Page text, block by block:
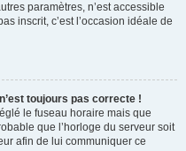
paramètres, n’est accessible
inscrit, c’est l’occasion idéale de
toujours pas correcte !
le fuseau horaire mais que
que l’horloge du serveur soit
afin de lui communiquer ce